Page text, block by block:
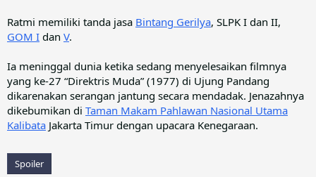
Ratmi memiliki tanda jasa Bintang Gerilya, SLPK I dan II,
GOM I dan V.
Ia meninggal dunia ketika sedang menyelesaikan filmnya
yang ke-27 “Direktris Muda” (1977) di Ujung Pandang
dikarenakan serangan jantung secara mendadak. Jenazahnya
dikebumikan di Taman Makam Pahlawan Nasional Utama
Kalibata Jakarta Timur dengan upacara Kenegaraan.
Spoiler